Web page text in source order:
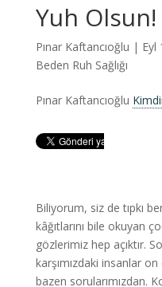
Yuh Olsun!
Pınar Kaftancıoğlu | Eyl
Beden Ruh Sağlığı
Pınar Kaftancıoğlu
Biliyorum, siz de tıpkı
kâğıtlarını bile okuyan
gözlerimiz hep açıktır.
karşımızdaki insanlar
bazen sorularımızdan.